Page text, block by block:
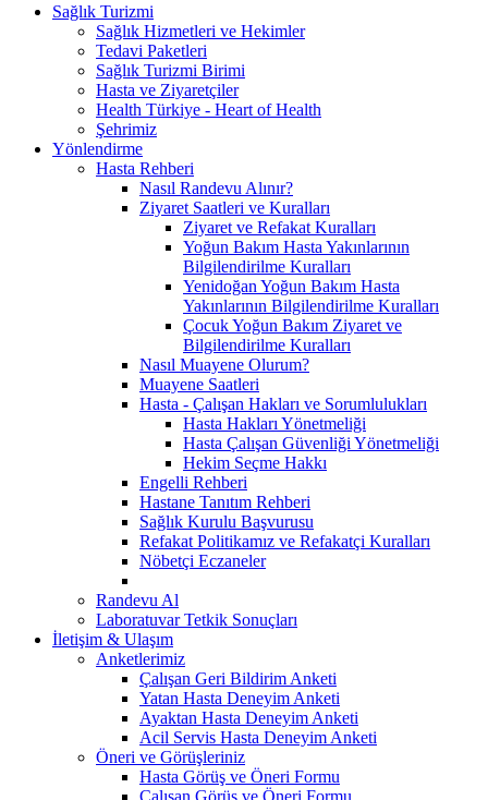
Sağlık Turizmi
Sağlık Hizmetleri ve Hekimler
Tedavi Paketleri
Sağlık Turizmi Birimi
Hasta ve Ziyaretçiler
Health Türkiye - Heart of Health
Şehrimiz
Yönlendirme
Hasta Rehberi
Nasıl Randevu Alınır?
Ziyaret Saatleri ve Kuralları
Ziyaret ve Refakat Kuralları
Yoğun Bakım Hasta Yakınlarının
Bilgilendirilme Kuralları
Yenidoğan Yoğun Bakım Hasta
Yakınlarının Bilgilendirilme Kuralları
Çocuk Yoğun Bakım Ziyaret ve
Bilgilendirilme Kuralları
Nasıl Muayene Olurum?
Muayene Saatleri
Hasta - Çalışan Hakları ve Sorumlulukları
Hasta Hakları Yönetmeliği
Hasta Çalışan Güvenliği Yönetmeliği
Hekim Seçme Hakkı
Engelli Rehberi
Hastane Tanıtım Rehberi
Sağlık Kurulu Başvurusu
Refakat Politikamız ve Refakatçi Kuralları
Nöbetçi Eczaneler
Randevu Al
Laboratuvar Tetkik Sonuçları
İletişim & Ulaşım
Anketlerimiz
Çalışan Geri Bildirim Anketi
Yatan Hasta Deneyim Anketi
Ayaktan Hasta Deneyim Anketi
Acil Servis Hasta Deneyim Anketi
Öneri ve Görüşleriniz
Hasta Görüş ve Öneri Formu
Çalışan Görüş ve Öneri Formu